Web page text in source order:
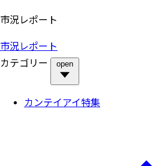
市況レポート
市況レポート
カテゴリー
open
カンテイアイ特集